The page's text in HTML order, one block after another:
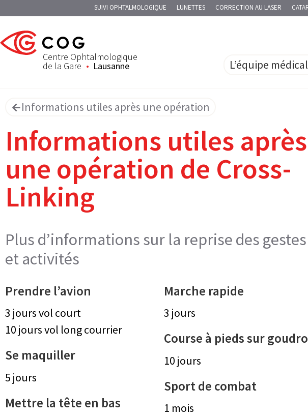
SUIVI OPHTALMOLOGIQUE LUNETTES CORRECTION AU LASER
Centre Ophtalmologique
de la Gare Lausanne L’équipe
Informations utiles après une opération
Informations utiles après
une opération de Cross-
Linking
Plus d’informations sur la reprise des gestes
et activités
Prendre l’avion
3 jours vol court
10 jours vol long courrier
Se maquiller
5 jours
Mettre la tête en bas
Marche rapide
3 jours
Course à pieds sur
10 jours
Sport de combat
1 mois